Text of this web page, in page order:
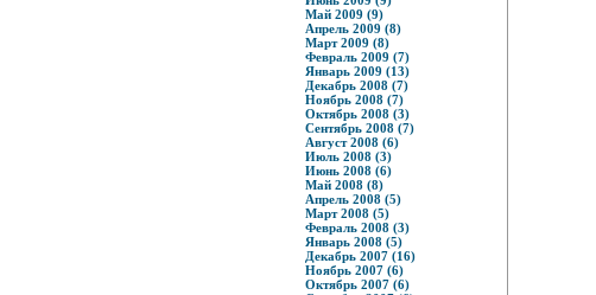
Май 2009 (9)
Апрель 2009 (8)
Март 2009 (8)
Февраль 2009 (7)
Январь 2009 (13)
Декабрь 2008 (7)
Ноябрь 2008 (7)
Октябрь 2008 (3)
Сентябрь 2008 (7)
Август 2008 (6)
Июль 2008 (3)
Июнь 2008 (6)
Май 2008 (8)
Апрель 2008 (5)
Март 2008 (5)
Февраль 2008 (3)
Январь 2008 (5)
Декабрь 2007 (16)
Ноябрь 2007 (6)
Октябрь 2007 (6)